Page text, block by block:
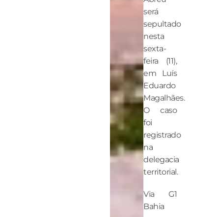
será
sepultado
nesta
sexta-
feira (11),
em Luís
Eduardo
Magalhães.
O caso
foi
registrado
na
delegacia
territorial.
Via G1
Bahia